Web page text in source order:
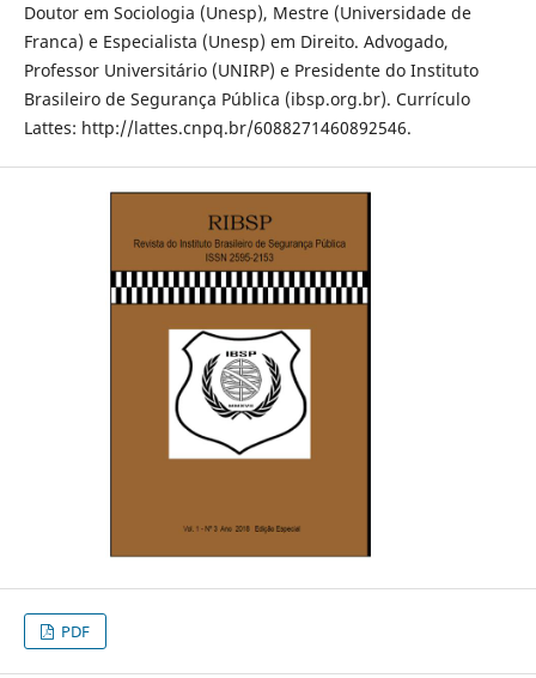
Doutor em Sociologia (Unesp), Mestre (Universidade de
Franca) e Especialista (Unesp) em Direito. Advogado,
Professor Universitário (UNIRP) e Presidente do Instituto
Brasileiro de Segurança Pública (ibsp.org.br). Currículo
Lattes: http://lattes.cnpq.br/6088271460892546.
PDF